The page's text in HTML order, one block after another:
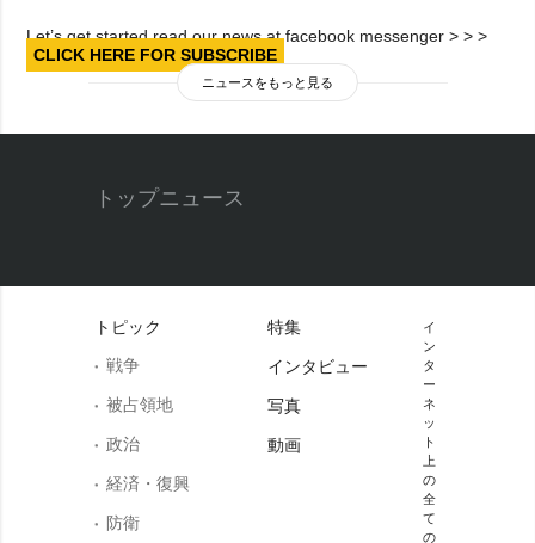
Let’s get started read our news at facebook messenger > > >
CLICK HERE FOR SUBSCRIBE
ニュースをもっと見る
トップニュース
トピック
戦争
被占領地
政治
経済・復興
防衛
特集
インタビュー
写真
動画
イ
ン
タ
ー
ネ
ッ
ト
上
の
全
て
の